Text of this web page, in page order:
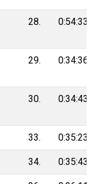
28. 0:54:33
29. 0:34:36
30. 0:34:43
33. 0:35:23
34. 0:35:43